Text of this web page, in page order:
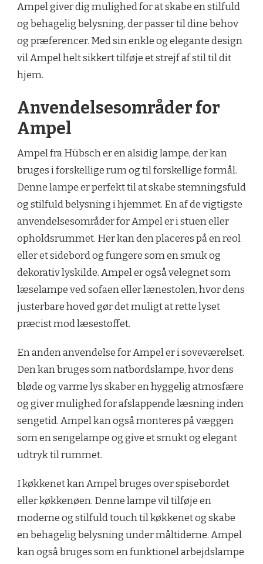
Ampel giver dig mulighed for at skabe en stilfuld
og behagelig belysning, der passer til dine behov
og præferencer. Med sin enkle og elegante design
vil Ampel helt sikkert tilføje et strejf af stil til dit
hjem.
Anvendelsesområder for
Ampel
Ampel fra Hübsch er en alsidig lampe, der kan
bruges i forskellige rum og til forskellige formål.
Denne lampe er perfekt til at skabe stemningsfuld
og stilfuld belysning i hjemmet. En af de vigtigste
anvendelsesområder for Ampel er i stuen eller
opholdsrummet. Her kan den placeres på en reol
eller et sidebord og fungere som en smuk og
dekorativ lyskilde. Ampel er også velegnet som
læselampe ved sofaen eller lænestolen, hvor dens
justerbare hoved gør det muligt at rette lyset
præcist mod læsestoffet.
En anden anvendelse for Ampel er i soveværelset.
Den kan bruges som natbordslampe, hvor dens
bløde og varme lys skaber en hyggelig atmosfære
og giver mulighed for afslappende læsning inden
sengetid. Ampel kan også monteres på væggen
som en sengelampe og give et smukt og elegant
udtryk til rummet.
I køkkenet kan Ampel bruges over spisebordet
eller køkkenøen. Denne lampe vil tilføje en
moderne og stilfuld touch til køkkenet og skabe
en behagelig belysning under måltiderne. Ampel
kan også bruges som en funktionel arbejdslampe